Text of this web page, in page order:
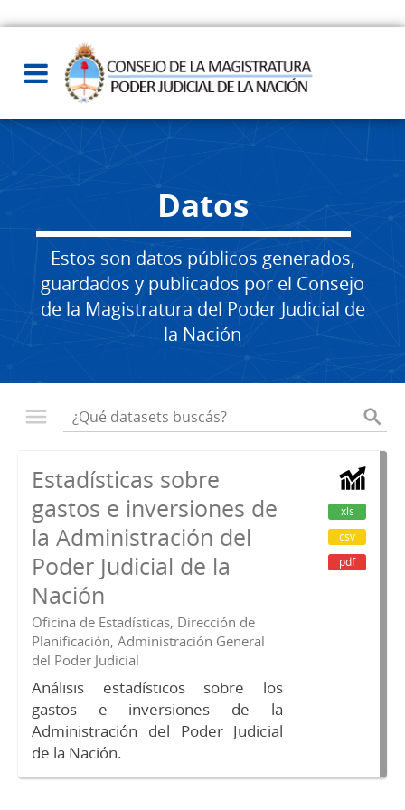
Datos
Estos son datos públicos generados,
guardados y publicados por el Consejo
de la Magistratura del Poder Judicial de
la Nación
Estadísticas sobre
gastos e inversiones de
la Administración del
Poder Judicial de la
Nación
Oficina de Estadísticas, Dirección de
Planificación, Administración General
del Poder Judicial
Análisis estadísticos sobre los
gastos e inversiones de la
Administración del Poder Judicial
de la Nación.
xls
csv
pdf